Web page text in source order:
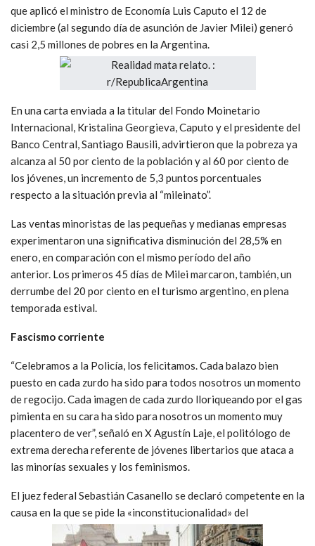
que aplicó el ministro de Economía Luis Caputo el 12 de
diciembre (al segundo día de asunción de Javier Milei) generó
casi 2,5 millones de pobres en la Argentina.
En una carta enviada a la titular del Fondo Moinetario
Internacional, Kristalina Georgieva, Caputo y el presidente del
Banco Central, Santiago Bausili, advirtieron que la pobreza ya
alcanza al 50 por ciento de la población y al 60 por ciento de
los jóvenes, un incremento de 5,3 puntos porcentuales
respecto a la situación previa al “mileinato”.
Las ventas minoristas de las pequeñas y medianas empresas
experimentaron una significativa disminución del 28,5% en
enero, en comparación con el mismo período del año
anterior. Los primeros 45 días de Milei marcaron, también, un
derrumbe del 20 por ciento en el turismo argentino, en plena
temporada estival.
Fascismo corriente
“Celebramos a la Policía, los felicitamos. Cada balazo bien
puesto en cada zurdo ha sido para todos nosotros un momento
de regocijo. Cada imagen de cada zurdo lloriqueando por el gas
pimienta en su cara ha sido para nosotros un momento muy
placentero de ver”, señaló en X Agustín Laje, el politólogo de
extrema derecha referente de jóvenes libertarios que ataca a
las minorías sexuales y los feminismos.
El juez federal Sebastián Casanello se declaró competente en la
causa en la que se pide la «inconstitucionalidad» del